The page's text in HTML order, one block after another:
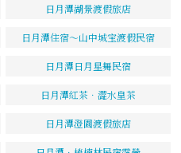
日月潭湖景渡假旅店
日月潭住宿～山中城宝渡假民宿
日月潭日月星舞民宿
日月潭紅茶．澀水皇茶
日月潭澄園渡假旅店